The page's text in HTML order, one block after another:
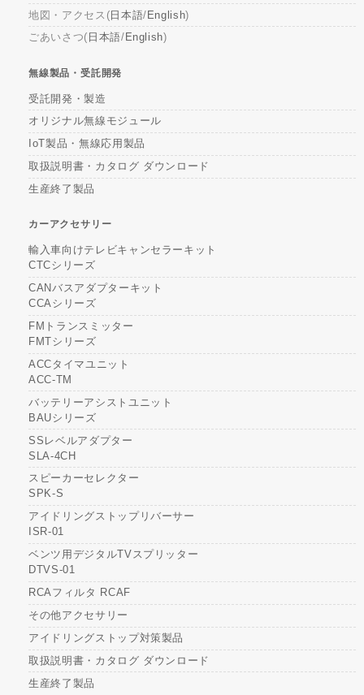
地図・アクセス(日本語/English)
ごあいさつ( 日本語/ English)
無線製品・受託開発
受託開発・製造
オリジナル無線モジュール
IoT製品・無線応用製品
取扱説明書・カタログ ダウンロード
生産終了製品
カーアクセサリー
輸入車向けテレビキャンセラーキット
CTCシリーズ
CANバスアダプターキット
CCAシリーズ
FMトランスミッター
FMTシリーズ
ACCタイマユニット
ACC-TM
バッテリーアシストユニット
BAUシリーズ
SSレベルアダプター
SLA-4CH
スピーカーセレクター
SPK-S
アイドリングストップリバーサー
ISR-01
ベンツ用デジタルTVスプリッター
DTVS-01
RCAフィルタ RCAF
その他アクセサリー
アイドリングストップ対策製品
取扱説明書・カタログ ダウンロード
生産終了製品